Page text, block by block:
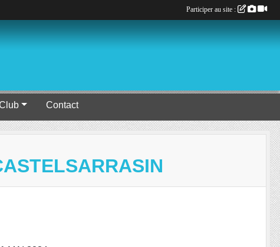
Contact
Participer au site :